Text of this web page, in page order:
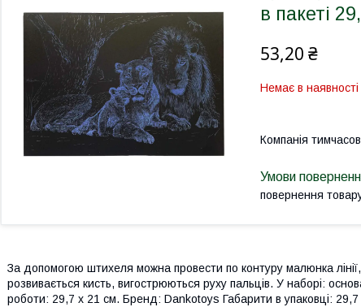
в пакеті
53,20 ₴
Немає в наявності
Компанія
повернення
За допомогою штихеля можна провести по контуру малюнка
розвивається кисть, вигострюються руху пальців. У наборі:
роботи: 29,7 х 21 см. Бренд: Dankotoys Габарити в упаковці: